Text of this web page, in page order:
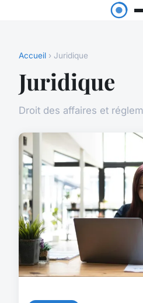
Accueil › Juridique
Juridique
Droit des affaires et